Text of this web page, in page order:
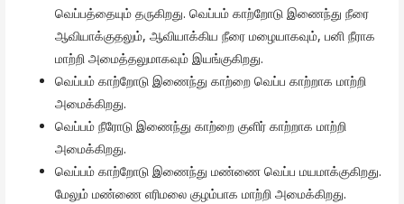
வெப்பத்தையும் தருகிறது. வெப்பம் காற்றோடு இணைந்து நீரை
ஆவியாக்குதலும், ஆவியாக்கிய நீரை மழையாகவும், பனி நீராக
மாற்றி அமைத்தலுமாகவும் இயங்குகிறது.
வெப்பம் காற்றோடு இணைந்து காற்றை வெப்ப காற்றாக மாற்றி
அமைக்கிறது.
வெப்பம் நீரோடு இணைந்து காற்றை குளிர் காற்றாக மாற்றி
அமைக்கிறது.
வெப்பம் காற்றோடு இணைந்து மண்ணை வெப்ப மயமாக்குகிறது.
மேலும் மண்ணை எரிமலை குழம்பாக மாற்றி அமைக்கிறது.